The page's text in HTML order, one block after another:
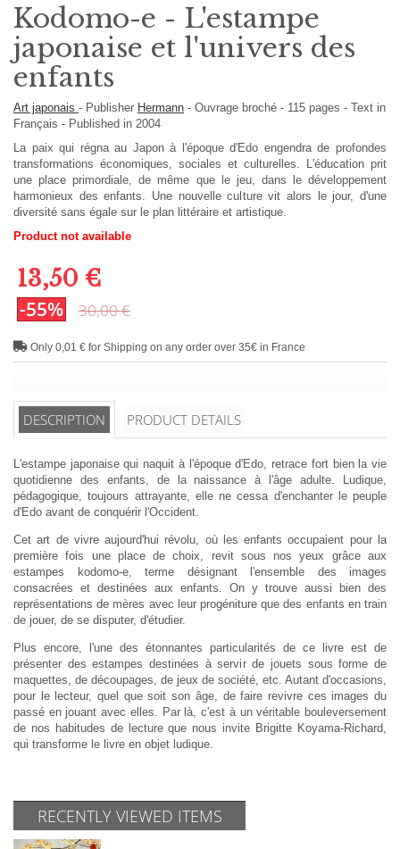
Kodomo-e - L'estampe
japonaise et l'univers des
enfants
Art japonais - Publisher Hermann - Ouvrage broché - 115 pages - Text in
Français - Published in 2004
La paix qui régna au Japon à l'époque d'Edo engendra de profondes
transformations économiques, sociales et culturelles. L'éducation prit
une place primordiale, de même que le jeu, dans le développement
harmonieux des enfants. Une nouvelle culture vit alors le jour, d'une
diversité sans égale sur le plan littéraire et artistique.
Product not available
13,50 €
-55% 30,00 €
Only 0,01 € for Shipping on any order over 35€ in France
DESCRIPTION PRODUCT DETAILS
L'estampe japonaise qui naquit à l'époque d'Edo, retrace fort bien la vie
quotidienne des enfants, de la naissance à l'âge adulte. Ludique,
pédagogique, toujours attrayante, elle ne cessa d'enchanter le peuple
d'Edo avant de conquérir l'Occident.
Cet art de vivre aujourd'hui révolu, où les enfants occupaient pour la
première fois une place de choix, revit sous nos yeux grâce aux
estampes kodomo-e, terme désignant l'ensemble des images
consacrées et destinées aux enfants. On y trouve aussi bien des
représentations de mères avec leur progéniture que des enfants en train
de jouer, de se disputer, d'étudier.
Plus encore, l'une des étonnantes particularités de ce livre est de
présenter des estampes destinées à servir de jouets sous forme de
maquettes, de découpages, de jeux de société, etc. Autant d'occasions,
pour le lecteur, quel que soit son âge, de faire revivre ces images du
passé en jouant avec elles. Par là, c'est à un véritable bouleversement
de nos habitudes de lecture que nous invite Brigitte Koyama-Richard,
qui transforme le livre en objet ludique.
RECENTLY VIEWED ITEMS